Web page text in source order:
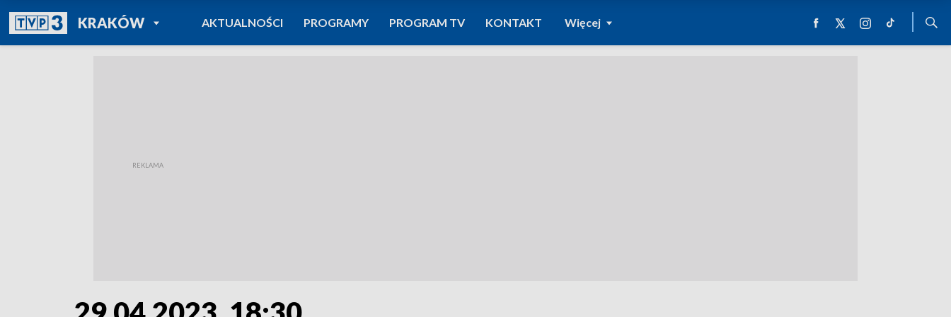
KRAKÓWPOWRÓT DO
TVP REGIONY
AKTUALNOŚCI PROGRAMY PROGRAM TV KONTAKT Więcej